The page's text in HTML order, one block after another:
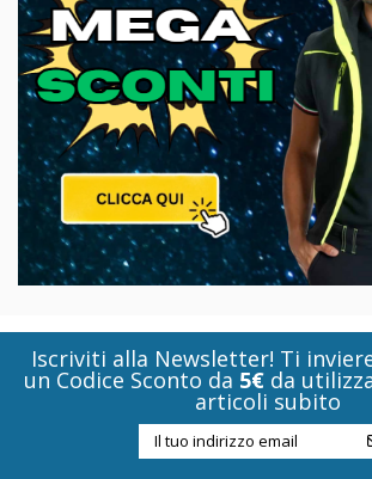
Iscriviti alla Newsletter! Ti
un Codice Sconto da 5€ da
articoli subito